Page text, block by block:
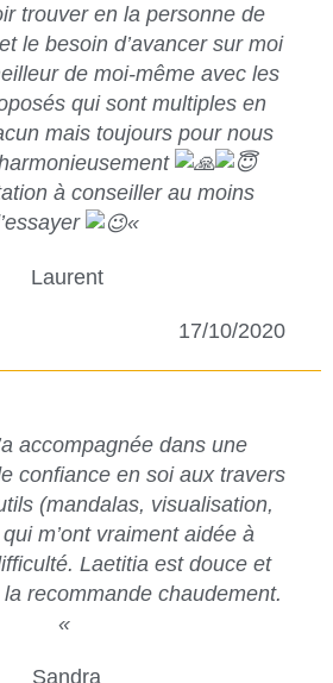
trouver en la personne de
le besoin d’avancer sur moi
de moi-même avec les
qui sont multiples en
mais toujours pour nous
à conseiller au moins
«
Laurent
17/10/2020
accompagnée dans une
confiance en soi aux travers
(mandalas, visualisation,
m’ont vraiment aidée à
Laetitia est douce et
recommande chaudement.
«
Sandra